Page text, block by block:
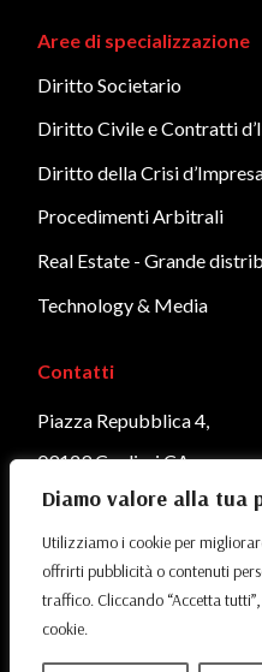
Diamo valore alla tua
Utilizziamo i cookie per
offrirti pubblicità o contenuti
traffico. Cliccando “Accetta
cookie.
Aree di specializzazione
Diritto Societario
Diritto Civile e Contratti
Diritto della Crisi
Procedimenti Arbitrali
Real Estate - Grande
Technology & Media
Contatti
Piazza Repubblica 4,
09129 Cagliari CA
Email :info@cnap.legal
Privacy Policy